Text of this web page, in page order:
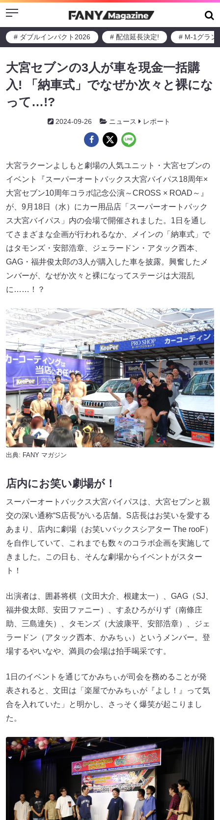
Menu
# ダブルインパクト2026 # 配信延長決定! # M-1グラン
大宮セブンの3人が車を現金一括購
入! 「納車式」でなぜか次々と裸にな
って…!?
2024-09-26 ニュース レポート
大宮ラクーンよしもと劇場の人気ユニット・大宮セブンの
イベント『スーパーオートバックス大宮バイパス18周年×
大宮セブン10周年コラボ記念公演～CROSS × ROAD～』
が、9月18日（水）にカー用品店「スーパーオートバック
ス大宮バイパス」内の会場で開催されました。1日を通し
てさまざまな企画が行われるなか、メインの「納車式」で
はタモンズ・安部浩章、ジェラードン・アタック西本、
GAG・福井俊太郎の3人が購入した車を披露。興奮したメ
ンバーが、なぜか次々と裸になってステージは大混乱
に……！？
出典: FANY マガジン
店内にお笑い劇場が！
スーパーオートバックス大宮バイパスは、大宮セブンと親
交の深い通称“S店長”がいる店舗。S店長はお笑いを愛する
あまり、店内に劇場（お笑いバックスシアター The rooF）
を自作していて、これまでも数々のコラボ企画を実施して
きました。この日も、そんな劇場からイベントがスター
ト！
出演者は、囲碁将棋（文田大介、根建太一）、GAG（SJ、
福井俊太郎、安田ファニー）、すゑひろがりず（南條庄
助、三島達矢）、タモンズ（大波康平、安部浩章）、ジェ
ラードン（アタック西本、かみちぃ）というメンバー。登
場するやいなや、満員の会場は拍手喝采です。
1日のイベントを通じてかみちぃが司会を務めることが発
表されると、文田は「楽屋でかみちぃが『よし！』って気
合を入れていた」と明かし、さっそく爆笑が起こりまし
た。